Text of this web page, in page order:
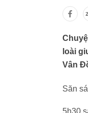
loài
Vân
Săn
5h30